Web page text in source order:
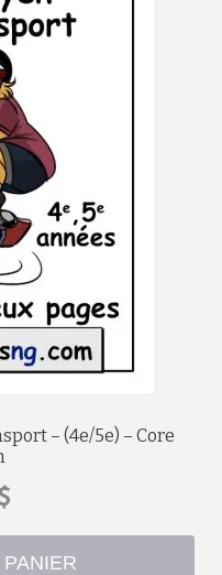
– (4e/5e) – Core